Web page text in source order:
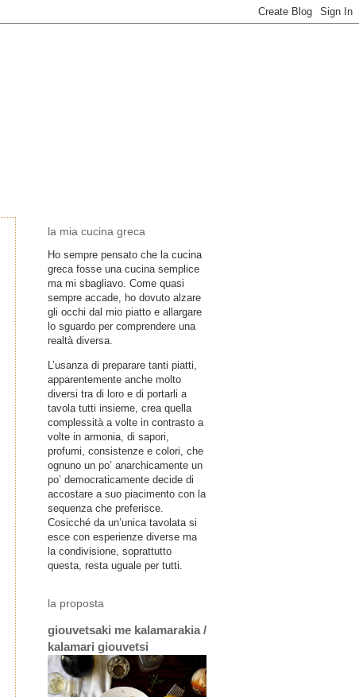
la mia cucina greca
Ho sempre pensato che la cucina
greca fosse una cucina semplice
ma mi sbagliavo. Come quasi
sempre accade, ho dovuto alzare
gli occhi dal mio piatto e allargare
lo sguardo per comprendere una
realtà diversa.
L’usanza di preparare tanti piatti,
apparentemente anche molto
diversi tra di loro e di portarli a
tavola tutti insieme, crea quella
complessità a volte in contrasto a
volte in armonia, di sapori,
profumi, consistenze e colori, che
ognuno un po’ anarchicamente un
po’ democraticamente decide di
accostare a suo piacimento con la
sequenza che preferisce.
Cosicché da un’unica tavolata si
esce con esperienze diverse ma
la condivisione, soprattutto
questa, resta uguale per tutti.
la proposta
giouvetsaki me kalamarakia /
kalamari giouvetsi